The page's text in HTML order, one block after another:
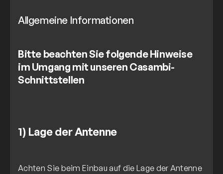
Allgemeine Informationen
Bitte beachten Sie folgende Hinweise
im Umgang mit unseren Casambi-
Schnittstellen
1) Lage der Antenne
Achten Sie beim Einbau auf die Lage der Antenne